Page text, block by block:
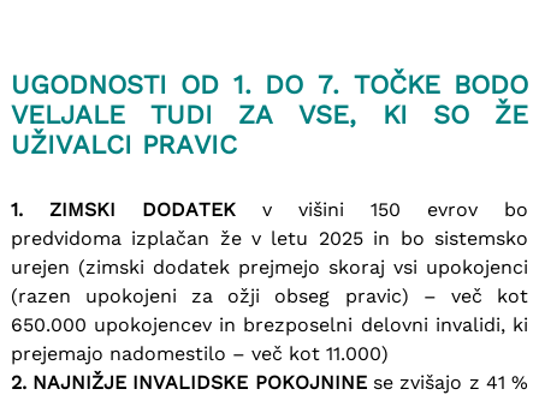
UGODNOSTI OD 1. DO 7. TOČKE BODO
VELJALE TUDI ZA VSE, KI SO ŽE
UŽIVALCI PRAVIC
1. ZIMSKI DODATEKv višini 150 evrov bo
predvidoma izplačan že v letu 2025 in bo sistemsko
urejen (zimski dodatek prejmejo skoraj vsi upokojenci
(razen upokojeni za ožji obseg pravic) – več kot
650.000 upokojencev in brezposelni delovni invalidi, ki
prejemajo nadomestilo – več kot 11.000)
2. NAJNIŽJE INVALIDSKE POKOJNINEse zvišajo z 41 %